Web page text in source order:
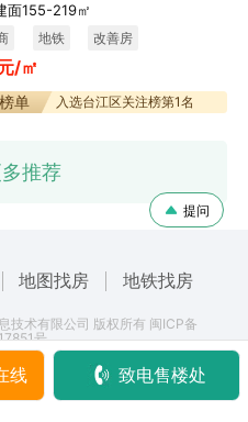
面155-219㎡
地铁
改善房
/㎡
单 入选台江区关注榜第1名
推荐
提问
地图找房 地铁找房
术有限公司 版权所有 闽ICP备
号
线 致电售楼处